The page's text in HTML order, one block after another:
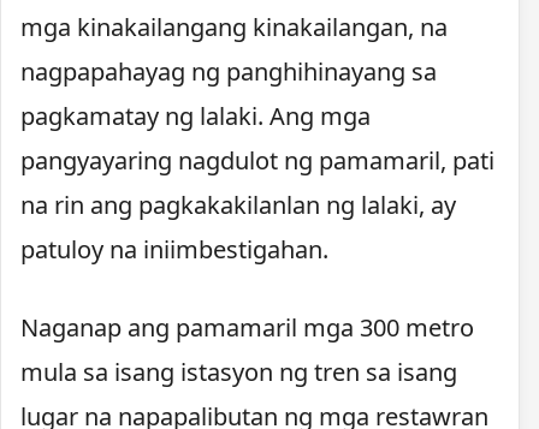
mga kinakailangang kinakailangan, na
nagpapahayag ng panghihinayang sa
pagkamatay ng lalaki. Ang mga
pangyayaring nagdulot ng pamamaril, pati
na rin ang pagkakakilanlan ng lalaki, ay
patuloy na iniimbestigahan.
Naganap ang pamamaril mga 300 metro
mula sa isang istasyon ng tren sa isang
lugar na napapalibutan ng mga restawran